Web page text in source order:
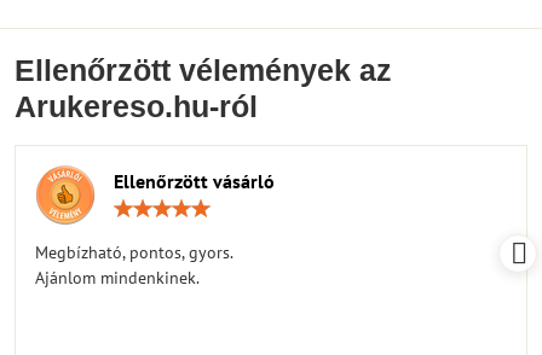
Ellenőrzött vélemények az
Arukereso.hu-ról
Ellenőrzött vásárló
Megbízható, pontos, gyors.
Ajánlom mindenkinek.